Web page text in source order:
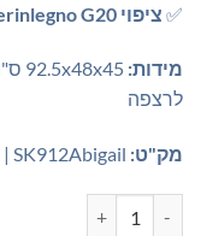
✅ ציפוי Verinlegno G20
מידות:
לרצפה
מק"ט: